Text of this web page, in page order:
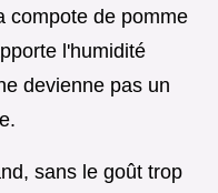
compote de pomme
l'humidité
devienne pas un
sans le goût trop